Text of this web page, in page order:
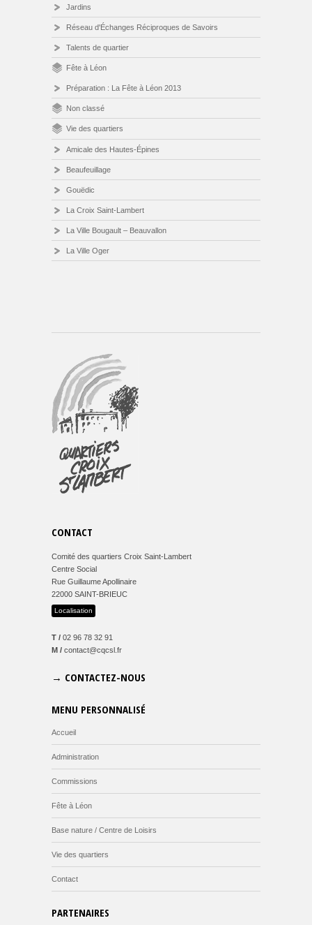
Jardins
Réseau d'Échanges Réciproques de Savoirs
Talents de quartier
Fête à Léon
Préparation : La Fête à Léon 2013
Non classé
Vie des quartiers
Amicale des Hautes-Épines
Beaufeuillage
Gouëdic
La Croix Saint-Lambert
La Ville Bougault – Beauvallon
La Ville Oger
CONTACT
Comité des quartiers Croix Saint-Lambert
Centre Social
Rue Guillaume Apollinaire
22000 SAINT-BRIEUC
Localisation
T / 02 96 78 32 91
M / contact@cqcsl.fr
→ CONTACTEZ-NOUS
MENU PERSONNALISÉ
Accueil
Administration
Commissions
Fête à Léon
Base nature / Centre de Loisirs
Vie des quartiers
Contact
PARTENAIRES